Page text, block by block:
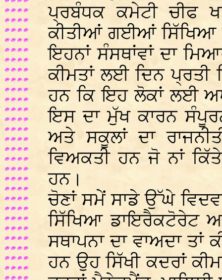
ਪ੍ਰਬੰਧਕ ਕਮੇਟੀ ਚੀਫ
ਕੀਤੀਆਂ ਗਈਆਂ ਸਿੱਖਿਆ
ਇਹਨਾਂ ਸੰਸਥਾਂਵਾਂ ਦਾ
ਕੀਮਤਾਂ ਲਈ ਦਿਨ
ਹਨ ਕਿ ਇਹ ਲੋਕਾਂ ਲਈ
ਇਸ ਦਾ ਮੁੱਖ ਕਾਰਨ
ਅਤੇ ਸਕੂਲਾਂ ਦਾ
ਵਿਅਕਤੀ ਹਨ ਜੋ ਨਾਂ
ਹਨ।
ਚੋਣਾਂ ਸਮੇਂ ਸਾਡੇ ਉੱਘੇ
ਸਿੱਖਿਆ ਡਾਇਰੈਕਟੋਰੇਟ
ਸਥਾਪਨਾ ਦਾ ਵਾਅਦਾ
ਹਨ ਉਹ ਸਿੱਖੀ ਕਦਰਾਂ